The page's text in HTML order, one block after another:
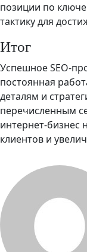
позиции по
тактику для
Итог
Успешное SEO-
постоянная
деталям и
перечисленным
интернет-
клиентов и